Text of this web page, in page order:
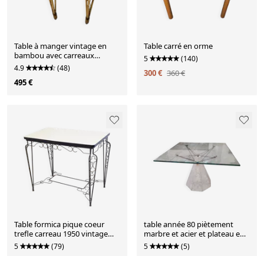
Table à manger vintage en
bambou avec carreaux
rouges, blancs et bleus,
années 1950
4.9 (48)
495 €
Table carré en orme
5 (140)
300 € 360 €
Table formica pique coeur
trefle carreau 1950 vintage
50s rockabilly 50's
5 (79)
table année 80 piètement
marbre et acier et plateau en
verre carré
5 (5)